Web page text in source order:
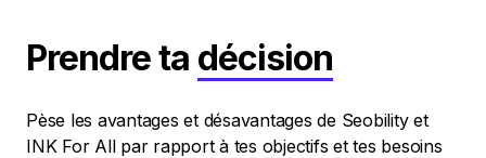
Prendre ta décision
Pèse les avantages et désavantages de Seobility et
INK For All par rapport à tes objectifs et tes besoins